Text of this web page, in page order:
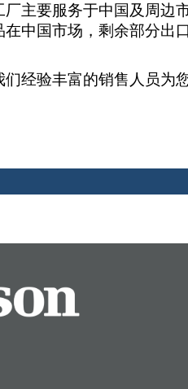
主要服务于中国及周边
中国市场，剩余部分出
经验丰富的销售人员为